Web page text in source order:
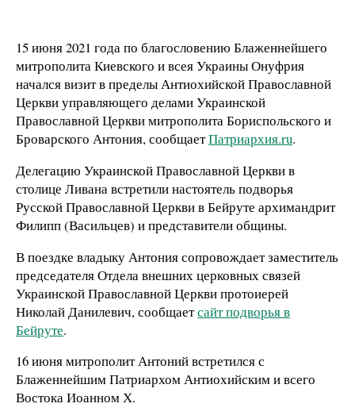
15 июня 2021 года по благословению Блаженнейшего
митрополита Киевского и всея Украины Онуфрия
начался визит в пределы Антиохийской Православной
Церкви управляющего делами Украинской
Православной Церкви митрополита Бориспольского и
Броварского Антония, сообщаетПатриархия.ru.
Делегацию Украинской Православной Церкви в
столице Ливана встретили настоятель подворья
Русской Православной Церкви в Бейруте архимандрит
Филипп (Васильцев) и представители общины.
В поездке владыку Антония сопровождает заместитель
председателя Отдела внешних церковных связей
Украинской Православной Церкви протоиерей
Николай Данилевич, сообщаетсайт подворья в
Бейруте.
16 июня митрополит Антоний встретился с
Блаженнейшим Патриархом Антиохийским и всего
Востока Иоанном Х.